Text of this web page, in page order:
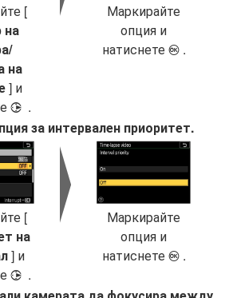
[
на
на
] и
2 .
Маркирайте
опция и
натиснете J .
за интервален приоритет.
[
на
] и
2 .
Маркирайте
опция и
натиснете J .